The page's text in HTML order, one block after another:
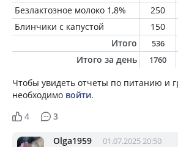
Безлактозное молоко 1,8%
250
Блинчики с капустой
150
Итого
536
Итого за день 1760
Чтобы увидеть отчеты по питанию и
необходимо войти.
4
3
Olga1959 01.07.2025 20:50